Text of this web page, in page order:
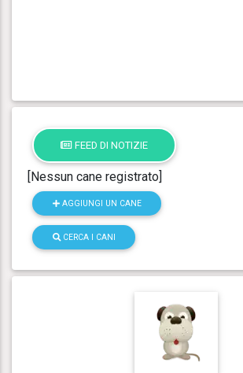
FEED DI NOTIZIE
[Nessun cane registrato]
AGGIUNGI UN CANE
CERCA I CANI